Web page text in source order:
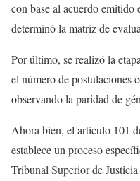
con base al acuerdo emitido
determinó la matriz de
Por último, se realizó la
el número de postulaciones
observando la paridad de
Ahora bien, el artículo 101
establece un proceso
Tribunal Superior de